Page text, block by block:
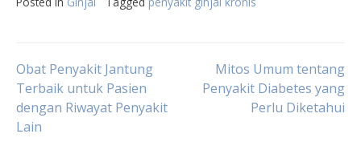
Post
navigation
Obat Penyakit Jantung
Terbaik untuk Pasien
dengan Riwayat Penyakit
Lain
Mitos Umum tentang
Penyakit Diabetes yang
Perlu Diketahui